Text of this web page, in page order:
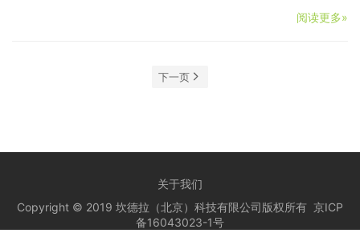
阅读更多»
下一页
关于我们
Copyright © 2019 坎德拉（北京）科技有限公司版权所有 京ICP
备16043023-1号